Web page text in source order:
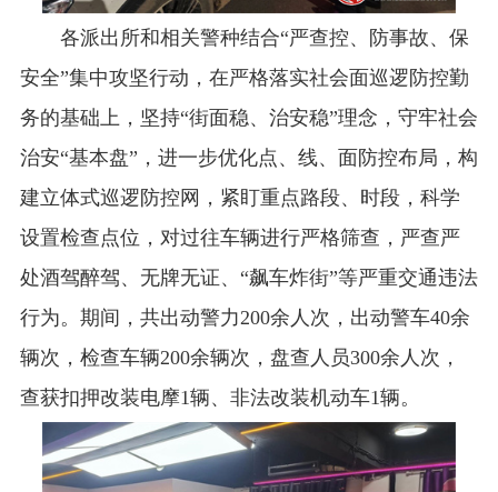
各派出所和相关警种结合“严查控、防事故、保
安全”集中攻坚行动，在严格落实社会面巡逻防控勤
务的基础上，坚持“街面稳、治安稳”理念，守牢社会
治安“基本盘”，进一步优化点、线、面防控布局，构
建立体式巡逻防控网，紧盯重点路段、时段，科学
设置检查点位，对过往车辆进行严格筛查，严查严
处酒驾醉驾、无牌无证、“飙车炸街”等严重交通违法
行为。期间，共出动警力200余人次，出动警车40余
辆次，检查车辆200余辆次，盘查人员300余人次，
查获扣押改装电摩1辆、非法改装机动车1辆。